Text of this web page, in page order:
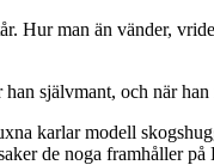
man än vänder,
självmant, och när
karlar modell
de noga framhåller